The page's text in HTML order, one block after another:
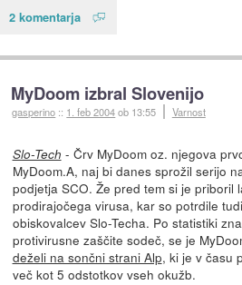
2 komentarja
MyDoom izbral Slovenijo
gasperino :: 1. feb 2004ob 13:55 Varnost
Slo-Tech - Črv MyDoom oz. njegova
MyDoom.A, naj bi danes sprožil serijo
podjetja SCO. Že pred tem si je priboril
prodirajočega virusa, kar so potrdile
obiskovalcev Slo-Techa. Po statistiki
protivirusne zaščite sodeč, se je
deželi na sončni strani Alp, ki je v času
več kot 5 odstotkov vseh okužb.